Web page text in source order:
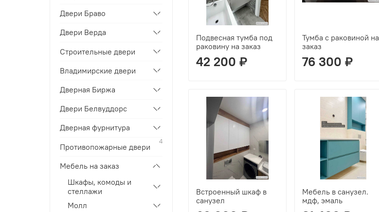
Подвесная тумба под
раковину на заказ
42 200 ₽
Тумба с раковиной на
заказ
76 300 ₽
Встроенный шкаф в
санузел
Мебель в санузел.
мдф, эмаль
Двери Браво
Двери Верда
Строительные двери
Владимирские двери
Дверная Биржа
Двери Белвуддорс
Дверная фурнитура
Противопожарные двери
4
Мебель на заказ
Шкафы, комоды и
стеллажи
Молл